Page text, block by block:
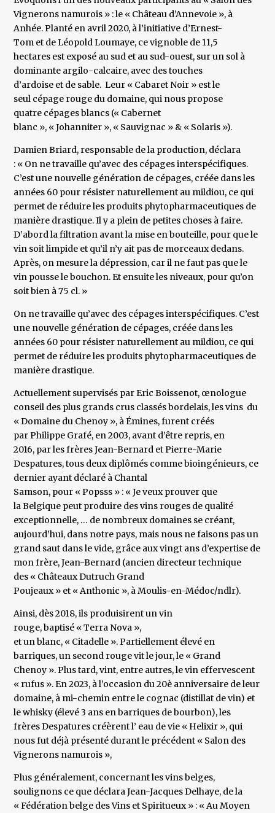
Vignerons namurois » : le « Château d’Annevoie », à
Anhée. Planté en avril 2020, à l’initiative d’Ernest-
Tom et de Léopold Loumaye, ce vignoble de 11,5
hectares est exposé au sud et au sud-ouest, sur un sol à
dominante argilo-calcaire, avec des touches
d’ardoise et de sable. Leur « Cabaret Noir » est le
seul cépage rouge du domaine, qui nous propose
quatre cépages blancs (« Cabernet
blanc », « Johanniter », « Sauvignac » & « Solaris »).
Damien Briard, responsable de la production, déclara
: « On ne travaille qu’avec des cépages interspécifiques.
C’est une nouvelle génération de cépages, créée dans les
années 60 pour résister naturellement au mildiou, ce qui
permet de réduire les produits phytopharmaceutiques de
manière drastique. Il y a plein de petites choses à faire.
D’abord la filtration avant la mise en bouteille, pour que le
vin soit limpide et qu’il n’y ait pas de morceaux dedans.
Après, on mesure la dépression, car il ne faut pas que le
vin pousse le bouchon. Et ensuite les niveaux, pour qu’on
soit bien à 75 cl. »
On ne travaille qu’avec des cépages interspécifiques. C’est
une nouvelle génération de cépages, créée dans les
années 60 pour résister naturellement au mildiou, ce qui
permet de réduire les produits phytopharmaceutiques de
manière drastique.
Actuellement supervisés par Eric Boissenot, œnologue
conseil des plus grands crus classés bordelais, les vins du
« Domaine du Chenoy », à Émines, furent créés
par Philippe Grafé, en 2003, avant d’être repris, en
2016, par les frères Jean-Bernard et Pierre-Marie
Despatures, tous deux diplômés comme bioingénieurs, ce
dernier ayant déclaré à Chantal
Samson, pour « Popsss » : « Je veux prouver que
la Belgique peut produire des vins rouges de qualité
exceptionnelle, … de nombreux domaines se créant,
aujourd’hui, dans notre pays, mais nous ne faisons pas un
grand saut dans le vide, grâce aux vingt ans d’expertise de
mon frère, Jean-Bernard (ancien directeur technique
des « Châteaux Dutruch Grand
Poujeaux » et « Anthonic », à Moulis-en-Médoc/ndlr).
Ainsi, dès 2018, ils produisirent un vin
rouge, baptisé « Terra Nova »,
et un blanc, « Citadelle ». Partiellement élevé en
barriques, un second rouge vit le jour, le « Grand
Chenoy ». Plus tard, vint, entre autres, le vin effervescent
« rufus ». En 2023, à l’occasion du 20è anniversaire de leur
domaine, à mi-chemin entre le cognac (distillat de vin) et
le whisky (élevé 3 ans en barriques de bourbon), les
frères Despatures créèrent l’ eau de vie « Helixir », qui
nous fut déjà présenté durant le précédent « Salon des
Vignerons namurois »,
Plus généralement, concernant les vins belges,
soulignons ce que déclara Jean-Jacques Delhaye, de la
« Fédération belge des Vins et Spiritueux » : « Au Moyen